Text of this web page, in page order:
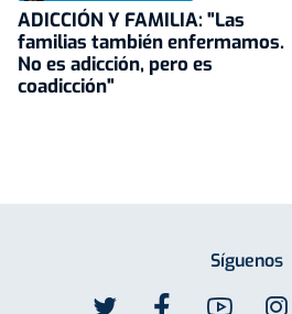
ADICCIÓN Y FAMILIA: "Las
familias también enfermamos.
No es adicción, pero es
coadicción"
Síguenos